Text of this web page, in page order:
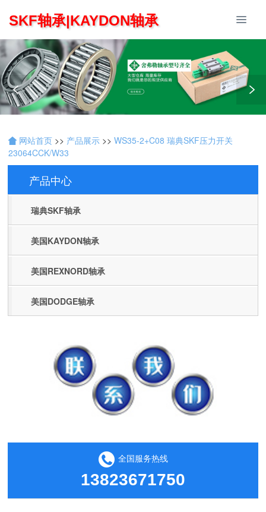
SKF轴承|KAYDON轴承
网站首页 >> 产品展示 >> WS35-2+C08 瑞典SKF压力开关
23064CCK/W33
产品中心
Products
瑞典SKF轴承
美国KAYDON轴承
美国REXNORD轴承
美国DODGE轴承
全国服务热线
13823671750